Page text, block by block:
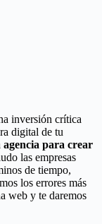
inversión crítica
digital de tu
agencia para crear
las empresas
de tiempo,
los errores más
web y te daremos